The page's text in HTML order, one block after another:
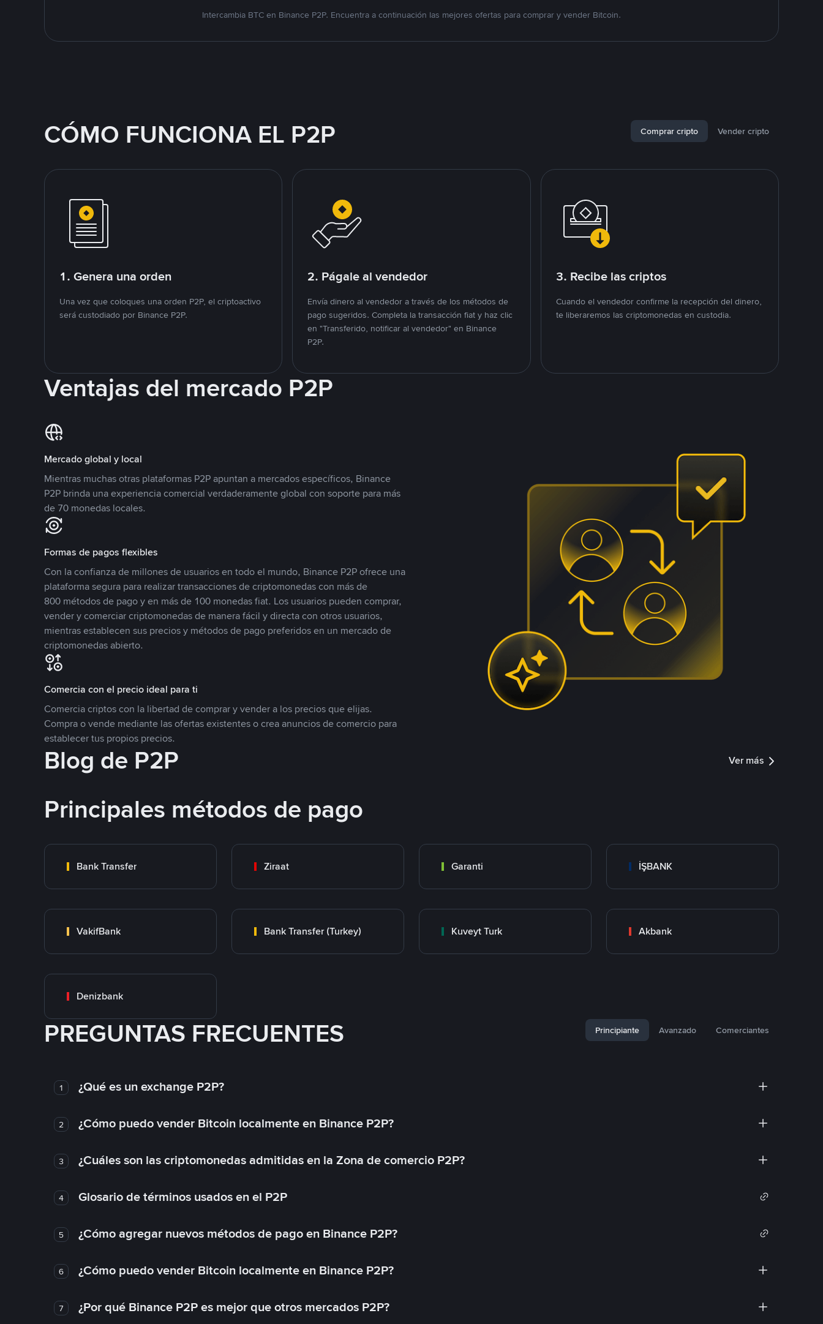
Intercambia BTC en Binance P2P. Encuentra a continuación las mejores ofertas para comprar y vender Bitcoin.
CÓMO FUNCIONA EL P2P Comprar cripto Vender cripto
1. Genera una orden
Una vez que coloques una orden P2P, el criptoactivo
será custodiado por Binance P2P.
2. Págale al vendedor
Envía dinero al vendedor a través de los métodos de
pago sugeridos. Completa la transacción fiat y haz clic
en "Transferido, notificar al vendedor" en Binance
P2P.
3. Recibe las criptos
Cuando el vendedor confirme la recepción del dinero,
te liberaremos las criptomonedas en custodia.
Ventajas del mercado P2P
Mercado global y local
Mientras muchas otras plataformas P2P apuntan a mercados específicos, Binance
P2P brinda una experiencia comercial verdaderamente global con soporte para más
de 70 monedas locales.
Formas de pagos flexibles
Con la confianza de millones de usuarios en todo el mundo, Binance P2P ofrece una
plataforma segura para realizar transacciones de criptomonedas con más de
800 métodos de pago y en más de 100 monedas fiat. Los usuarios pueden comprar,
vender y comerciar criptomonedas de manera fácil y directa con otros usuarios,
mientras establecen sus precios y métodos de pago preferidos en un mercado de
criptomonedas abierto.
Comercia con el precio ideal para ti
Comercia criptos con la libertad de comprar y vender a los precios que elijas.
Compra o vende mediante las ofertas existentes o crea anuncios de comercio para
establecer tus propios precios.
Blog de P2P Ver más
Principales métodos de pago
Bank Transfer Ziraat Garanti İŞBANK
VakifBank Bank Transfer (Turkey) Kuveyt Turk Akbank
Denizbank
PREGUNTAS FRECUENTES Principiante Avanzado Comerciantes
1 ¿Qué es un exchange P2P?
2 ¿Cómo puedo vender Bitcoin localmente en Binance P2P?
3 ¿Cuáles son las criptomonedas admitidas en la Zona de comercio P2P?
4 Glosario de términos usados en el P2P
5 ¿Cómo agregar nuevos métodos de pago en Binance P2P?
6 ¿Cómo puedo vender Bitcoin localmente en Binance P2P?
7 ¿Por qué Binance P2P es mejor que otros mercados P2P?